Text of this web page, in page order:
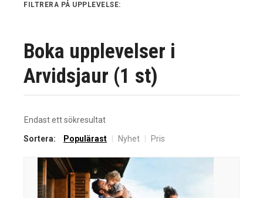
FILTRERA PÅ UPPLEVELSE:
Boka upplevelser i
Arvidsjaur (1 st)
Endast ett sökresultat
Sortera:
Populärast Nyhet Pris